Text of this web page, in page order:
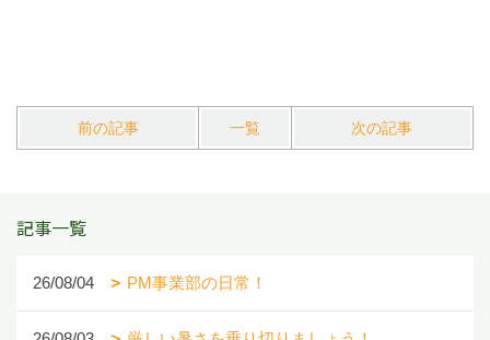
前の記事 一覧 次の記事
記事一覧
26/08/04 PM事業部の日常！